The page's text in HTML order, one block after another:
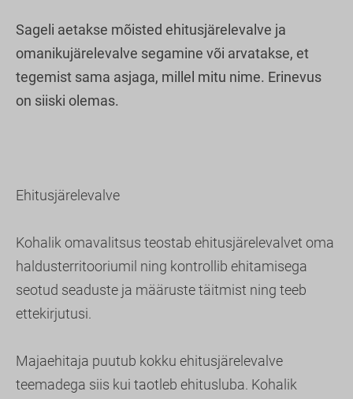
Sageli aetakse mõisted ehitusjärelevalve ja
omanikujärelevalve segamine või arvatakse, et
tegemist sama asjaga, millel mitu nime. Erinevus
on siiski olemas.
Ehitusjärelevalve
Kohalik omavalitsus teostab ehitusjärelevalvet oma
haldusterritooriumil ning kontrollib ehitamisega
seotud seaduste ja määruste täitmist ning teeb
ettekirjutusi.
Majaehitaja puutub kokku ehitusjärelevalve
teemadega siis kui taotleb ehitusluba. Kohalik